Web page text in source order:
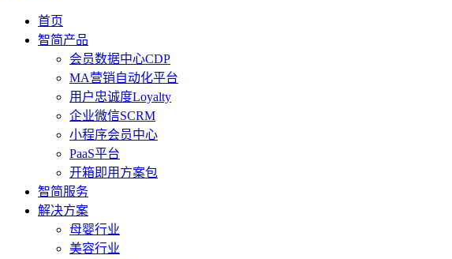
首页
智简产品
会员数据中心CDP
MA营销自动化平台
用户忠诚度Loyalty
企业微信SCRM
小程序会员中心
PaaS平台
开箱即用方案包
智简服务
解决方案
母婴行业
美容行业